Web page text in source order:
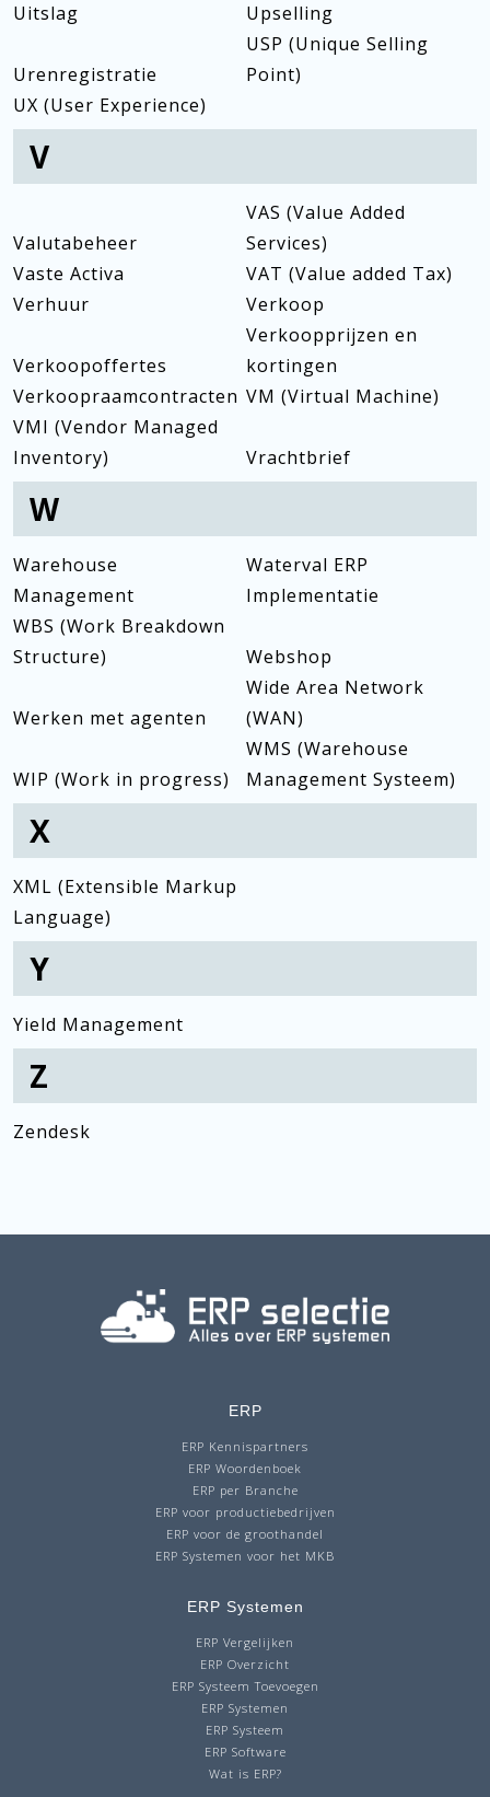
Uitslag
Upselling
Urenregistratie
USP (Unique Selling
Point)
UX (User Experience)
V
Valutabeheer
VAS (Value Added
Services)
Vaste Activa
VAT (Value added Tax)
Verhuur
Verkoop
Verkoopoffertes
Verkoopprijzen en
kortingen
Verkoopraamcontracten VM (Virtual Machine)
VMI (Vendor Managed
Inventory)
Vrachtbrief
W
Warehouse
Management
Waterval ERP
Implementatie
WBS (Work Breakdown
Structure)
Webshop
Werken met agenten
Wide Area Network
(WAN)
WIP (Work in progress)
WMS (Warehouse
Management Systeem)
X
XML (Extensible Markup
Language)
Y
Yield Management
Z
Zendesk
ERP
ERP Kennispartners
ERP Woordenboek
ERP per Branche
ERP voor productiebedrijven
ERP voor de groothandel
ERP Systemen voor het MKB
ERP Systemen
ERP Vergelijken
ERP Overzicht
ERP Systeem Toevoegen
ERP Systemen
ERP Systeem
ERP Software
Wat is ERP?